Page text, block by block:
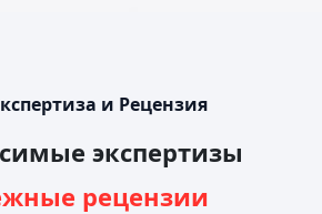
и Рецензия
экспертизы
рецензии